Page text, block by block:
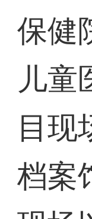
保健
儿童
目现
档案